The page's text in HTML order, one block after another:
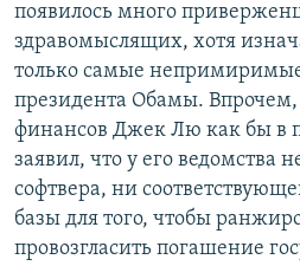
появилось много
здравомыслящих, хотя
только самые
президента Обамы.
финансов Джек Лю как бы в
заявил, что у его ведомства
софтвера, ни
базы для того, чтобы
провозгласить погашение